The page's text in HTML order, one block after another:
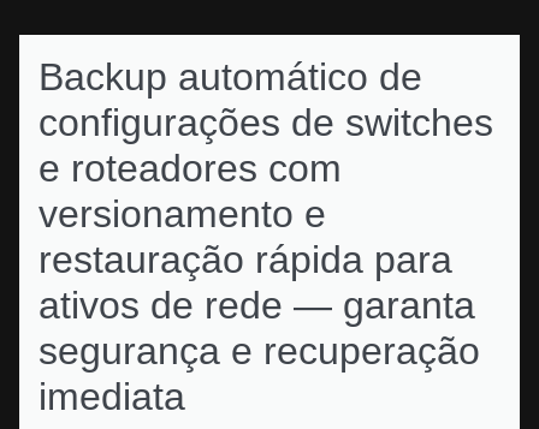
Backup automático de
configurações de switches
e roteadores com
versionamento e
restauração rápida para
ativos de rede — garanta
segurança e recuperação
imediata